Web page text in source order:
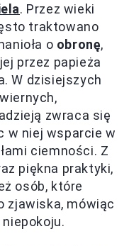
. Przez wieki
traktowano
o obronę,
przez papieża
W dzisiejszych
zwraca się
w niej wsparcie w
ciemności. Z
piękna praktyki,
osób, które
zjawiska, mówiąc